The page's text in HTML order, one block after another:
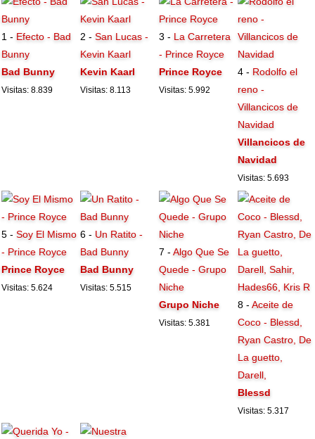
1 - Efecto - Bad
Bunny
Bad Bunny
Visitas: 8.839
2 -San Lucas -
Kevin Kaarl
Kevin Kaarl
Visitas: 8.113
3 - La Carretera
- Prince Royce
Prince Royce
Visitas: 5.992
4 - Rodolfo el
reno -
Villancicos de
Navidad
Villancicos de
Navidad
Visitas: 5.693
5 -Soy El Mismo
- Prince Royce
Prince Royce
Visitas: 5.624
6 - Un Ratito -
Bad Bunny
Bad Bunny
Visitas: 5.515
7 -Algo Que Se
Quede - Grupo
Niche
Grupo Niche
Visitas: 5.381
8 -Aceite de
Coco - Blessd,
Ryan Castro, De
La guetto,
Darell,
Blessd
Visitas: 5.317